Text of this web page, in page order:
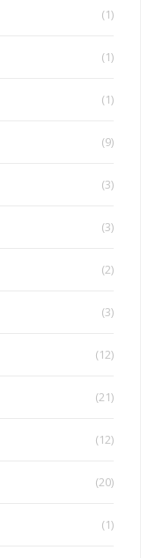
(1)
(1)
(1)
(9)
(3)
(3)
(2)
(3)
(12)
(21)
(12)
(20)
(1)